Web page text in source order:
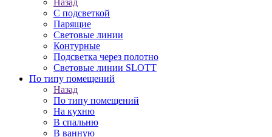
Назад
С подсветкой
Парящие
Световые линии
Контурные
Подсветка через полотно
Световые линии SLOTT
По типу помещений
Назад
По типу помещений
На кухню
В спальню
В ванную